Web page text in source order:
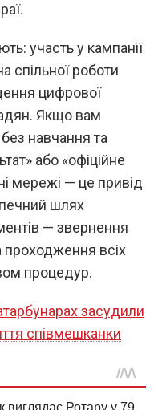
участь у кампанії
спільної роботи
цифрової
Якщо вам
навчання та
або «офіційне
мережі — це привід
шлях
— звернення
проходження всіх
процедур.
засудили
співмешканки